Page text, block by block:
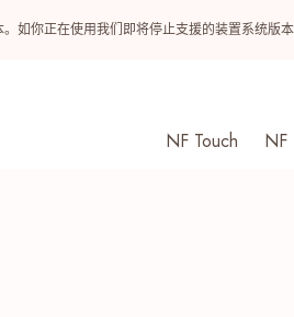
你正在使用我们即将停止支援的装置系统版
NF Touch
NF